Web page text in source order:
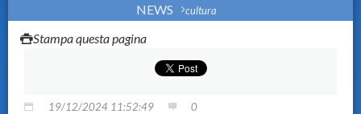
NEWS
cultura
Stampa questa pagina
19/12/2024 11:52:49 0